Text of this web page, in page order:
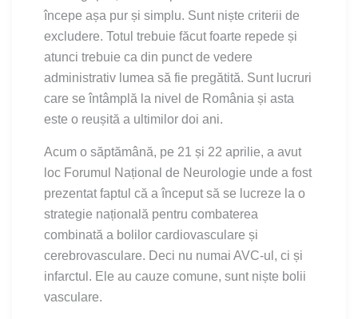
începe așa pur și simplu. Sunt niște criterii de
excludere. Totul trebuie făcut foarte repede și
atunci trebuie ca din punct de vedere
administrativ lumea să fie pregătită. Sunt lucruri
care se întâmplă la nivel de România și asta
este o reușită a ultimilor doi ani.
Acum o săptămână, pe 21 și 22 aprilie, a avut
loc Forumul Național de Neurologie unde a fost
prezentat faptul că a început să se lucreze la o
strategie națională pentru combaterea
combinată a bolilor cardiovasculare și
cerebrovasculare. Deci nu numai AVC-ul, ci și
infarctul. Ele au cauze comune, sunt niște bolii
vasculare.